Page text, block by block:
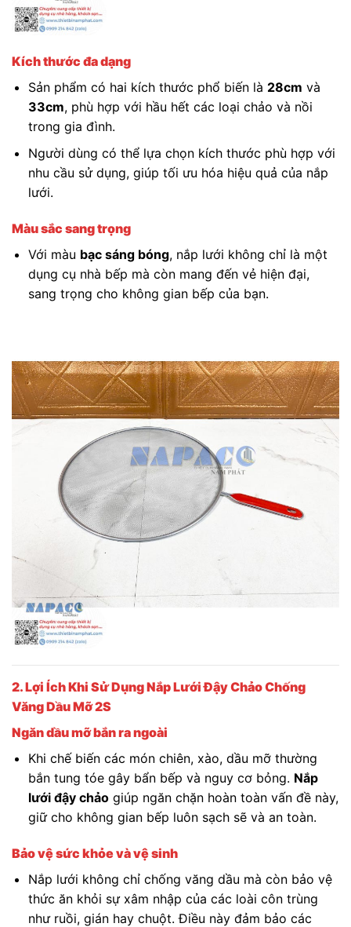
Kích thước đa dạng
Sản phẩm có hai kích thước phổ biến là 28cm và
33cm, phù hợp với hầu hết các loại chảo và nồi
trong gia đình.
Người dùng có thể lựa chọn kích thước phù hợp với
nhu cầu sử dụng, giúp tối ưu hóa hiệu quả của nắp
lưới.
Màu sắc sang trọng
Với màu bạc sáng bóng, nắp lưới không chỉ là một
dụng cụ nhà bếp mà còn mang đến vẻ hiện đại,
sang trọng cho không gian bếp của bạn.
2. Lợi Ích Khi Sử Dụng Nắp Lưới Đậy Chảo Chống
Văng Dầu Mỡ 2S
Ngăn dầu mỡ bắn ra ngoài
Khi chế biến các món chiên, xào, dầu mỡ thường
bắn tung tóe gây bẩn bếp và nguy cơ bỏng. Nắp
lưới đậy chảogiúp ngăn chặn hoàn toàn vấn đề này,
giữ cho không gian bếp luôn sạch sẽ và an toàn.
Bảo vệ sức khỏe và vệ sinh
Nắp lưới không chỉ chống văng dầu mà còn bảo vệ
thức ăn khỏi sự xâm nhập của các loài côn trùng
như ruồi, gián hay chuột. Điều này đảm bảo các